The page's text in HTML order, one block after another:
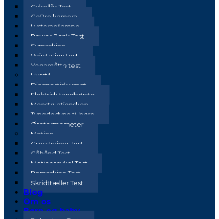
Cykellås Test
GoPro kamera
Lysterapilampe
Power Bank Test
Symaskine
Vejrstation test
Yogamåtte test
Livsstil
Diagnostisk vægt
Elektrisk tandbørste
Menstruationskop
Tyngdedyne til børn
Øretermometer
Motion
Crosstrainer Test
Gåbånd Test
Motionscykel Test
Romaskine Test
Skridttæller Test
Blog
Om os
Børn og baby